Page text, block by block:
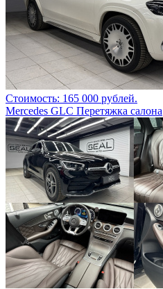
Стоимость: 165 000 рублей.
Mercedes GLC Перетяжка салона